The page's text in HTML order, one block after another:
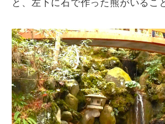
と、左下に石で作った熊がいるこ